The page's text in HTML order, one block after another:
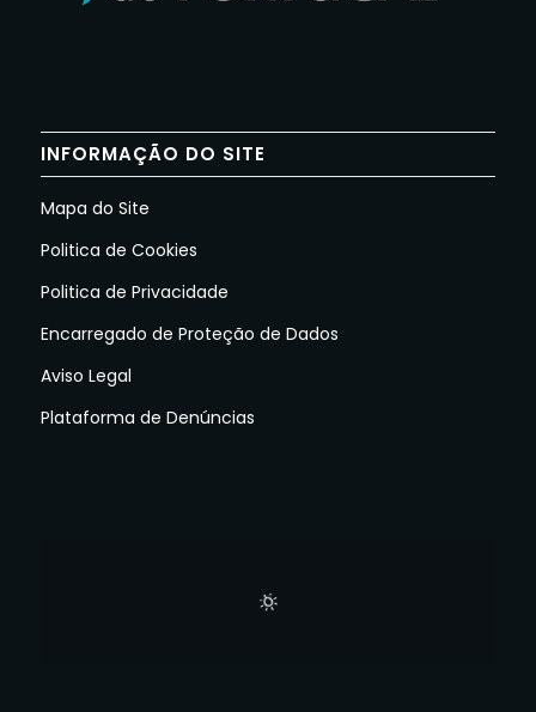
INFORMAÇÃO DO SITE
Mapa do Site
Politica de Cookies
Politica de Privacidade
Encarregado de Proteção de Dados
Aviso Legal
Plataforma de Denúncias